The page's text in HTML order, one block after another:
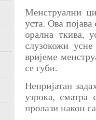
Менструални
уста. Ова
орална ткива,
слузокожи
вријеме
се губи.
Непријатан
узрока, сматра
пролази након